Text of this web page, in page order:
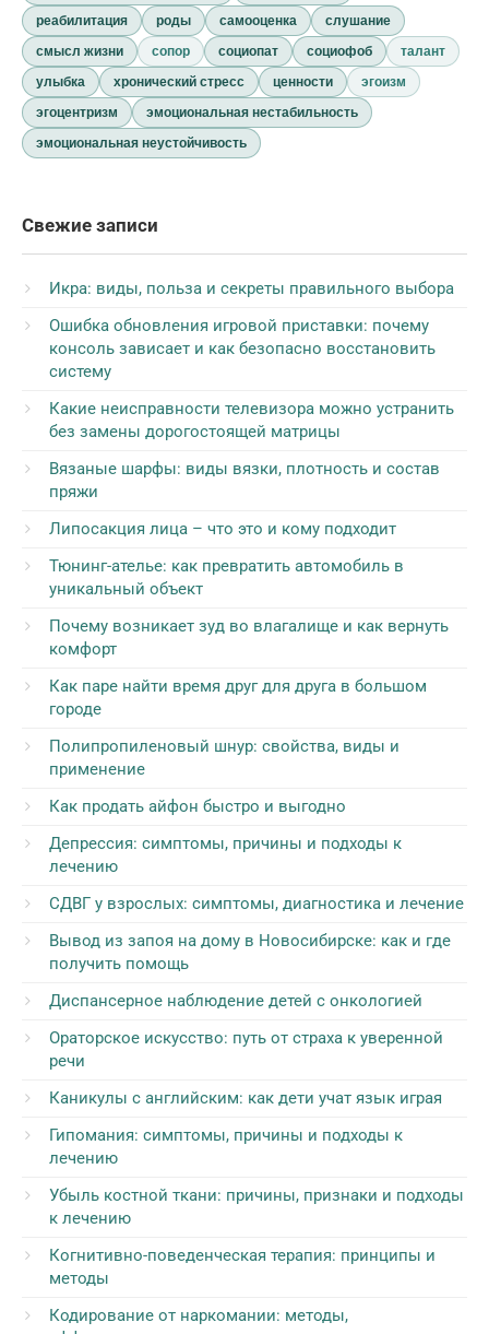
реабилитация
роды самооценка
слушание
смысл жизни
сопор социопат социофоб
талант
улыбка
хронический стресс ценности
эгоизм
эгоцентризм
эмоциональная нестабильность
эмоциональная неустойчивость
Свежие записи
Икра: виды, польза и секреты правильного выбора
Ошибка обновления игровой приставки: почему
консоль зависает и как безопасно восстановить
систему
Какие неисправности телевизора можно устранить
без замены дорогостоящей матрицы
Вязаные шарфы: виды вязки, плотность и состав
пряжи
Липосакция лица – что это и кому подходит
Тюнинг-ателье: как превратить автомобиль в
уникальный объект
Почему возникает зуд во влагалище и как вернуть
комфорт
Как паре найти время друг для друга в большом
городе
Полипропиленовый шнур: свойства, виды и
применение
Как продать айфон быстро и выгодно
Депрессия: симптомы, причины и подходы к
лечению
СДВГ у взрослых: симптомы, диагностика и лечение
Вывод из запоя на дому в Новосибирске: как и где
получить помощь
Диспансерное наблюдение детей с онкологией
Ораторское искусство: путь от страха к уверенной
речи
Каникулы с английским: как дети учат язык играя
Гипомания: симптомы, причины и подходы к
лечению
Убыль костной ткани: причины, признаки и подходы
к лечению
Когнитивно-поведенческая терапия: принципы и
методы
Кодирование от наркомании: методы,